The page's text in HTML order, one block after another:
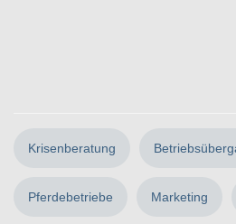
Krisenberatung
Pferdebetriebe Marketing